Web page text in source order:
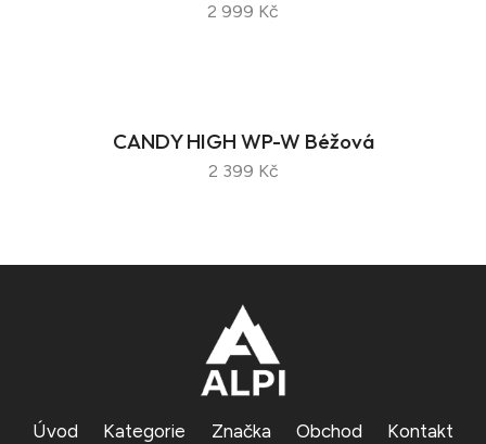
2 999 Kč
CANDY HIGH WP-W Béžová
2 399 Kč
Úvod Kategorie Značka Obchod Kontakt